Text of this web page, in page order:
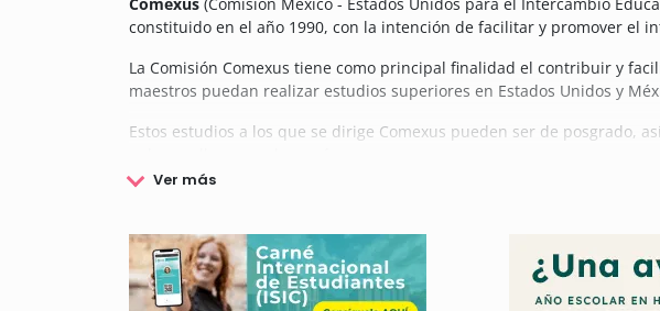
constituido en el año 1990, con la intención de facilitar y promover el
La Comisión Comexus tiene como principal finalidad el contribuir y
maestros puedan realizar estudios superiores en Estados Unidos y
Estos estudios a los que se dirige Comexus pueden ser de posgrado,
De este modo, además de facilitar el acceso a estudios superiores o
ambos países.